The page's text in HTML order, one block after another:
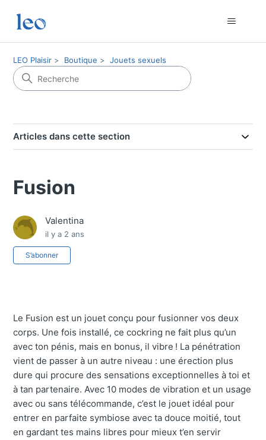
LEO Plaisir Boutique Jouets sexuels
Articles dans cette section
Fusion
Valentina
il y a 2 ans
S’abonner
Le Fusion est un jouet conçu pour fusionner vos deux
corps. Une fois installé, ce cockring ne fait plus qu’un
avec ton pénis, mais en bonus, il vibre ! La pénétration
vient de passer à un autre niveau : une érection plus
dure qui procure des sensations exceptionnelles à toi et
à tan partenaire. Avec 10 modes de vibration et un usage
avec ou sans télécommande, c’est le jouet idéal pour
entrer en parfaite symbiose avec ta douce moitié, tout
en gardant tes mains libres pour mieux t’en servir